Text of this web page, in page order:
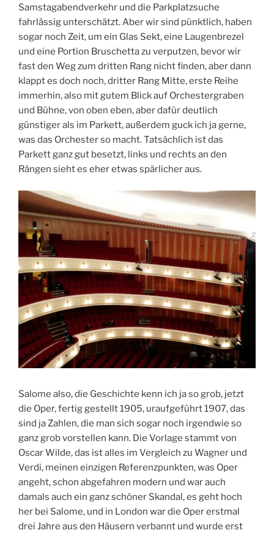
Samstagabendverkehr und die Parkplatzsuche
fahrlässig unterschätzt. Aber wir sind pünktlich, haben
sogar noch Zeit, um ein Glas Sekt, eine Laugenbrezel
und eine Portion Bruschetta zu verputzen, bevor wir
fast den Weg zum dritten Rang nicht finden, aber dann
klappt es doch noch, dritter Rang Mitte, erste Reihe
immerhin, also mit gutem Blick auf Orchestergraben
und Bühne, von oben eben, aber dafür deutlich
günstiger als im Parkett, außerdem guck ich ja gerne,
was das Orchester so macht. Tatsächlich ist das
Parkett ganz gut besetzt, links und rechts an den
Rängen sieht es eher etwas spärlicher aus.
Salome also, die Geschichte kenn ich ja so grob, jetzt
die Oper, fertig gestellt 1905, uraufgeführt 1907, das
sind ja Zahlen, die man sich sogar noch irgendwie so
ganz grob vorstellen kann. Die Vorlage stammt von
Oscar Wilde, das ist alles im Vergleich zu Wagner und
Verdi, meinen einzigen Referenzpunkten, was Oper
angeht, schon abgefahren modern und war auch
damals auch ein ganz schöner Skandal, es geht hoch
her bei Salome, und in London war die Oper erstmal
drei Jahre aus den Häusern verbannt und wurde erst